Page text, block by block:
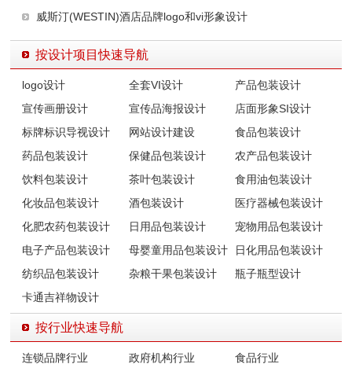
威斯汀(WESTIN)酒店品牌logo和vi形象设计
按设计项目快速导航
logo设计 全套VI设计
产品包装设计
宣传画册设计
宣传品海报设计
店面形象SI设计
标牌标识导视设计
网站设计建设
食品包装设计
药品包装设计
保健品包装设计
农产品包装设计
饮料包装设计
茶叶包装设计
食用油包装设计
化妆品包装设计
酒包装设计
医疗器械包装设计
化肥农药包装设计
日用品包装设计
宠物用品包装设计
电子产品包装设计
母婴童用品包装设计
日化用品包装设计
纺织品包装设计
杂粮干果包装设计
瓶子瓶型设计
卡通吉祥物设计
按行业快速导航
连锁品牌行业 政府机构行业
食品行业